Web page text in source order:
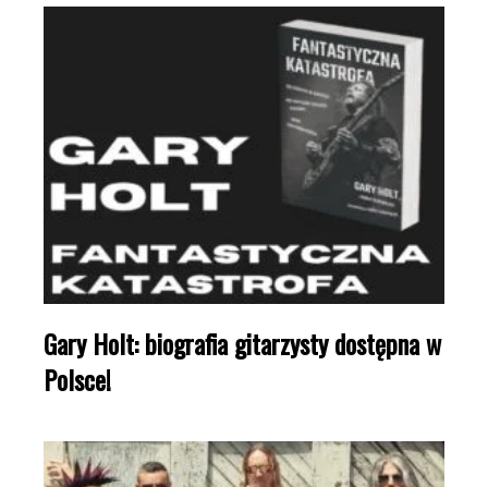
Gary Holt: biografia gitarzysty dostępna w
Polsce!